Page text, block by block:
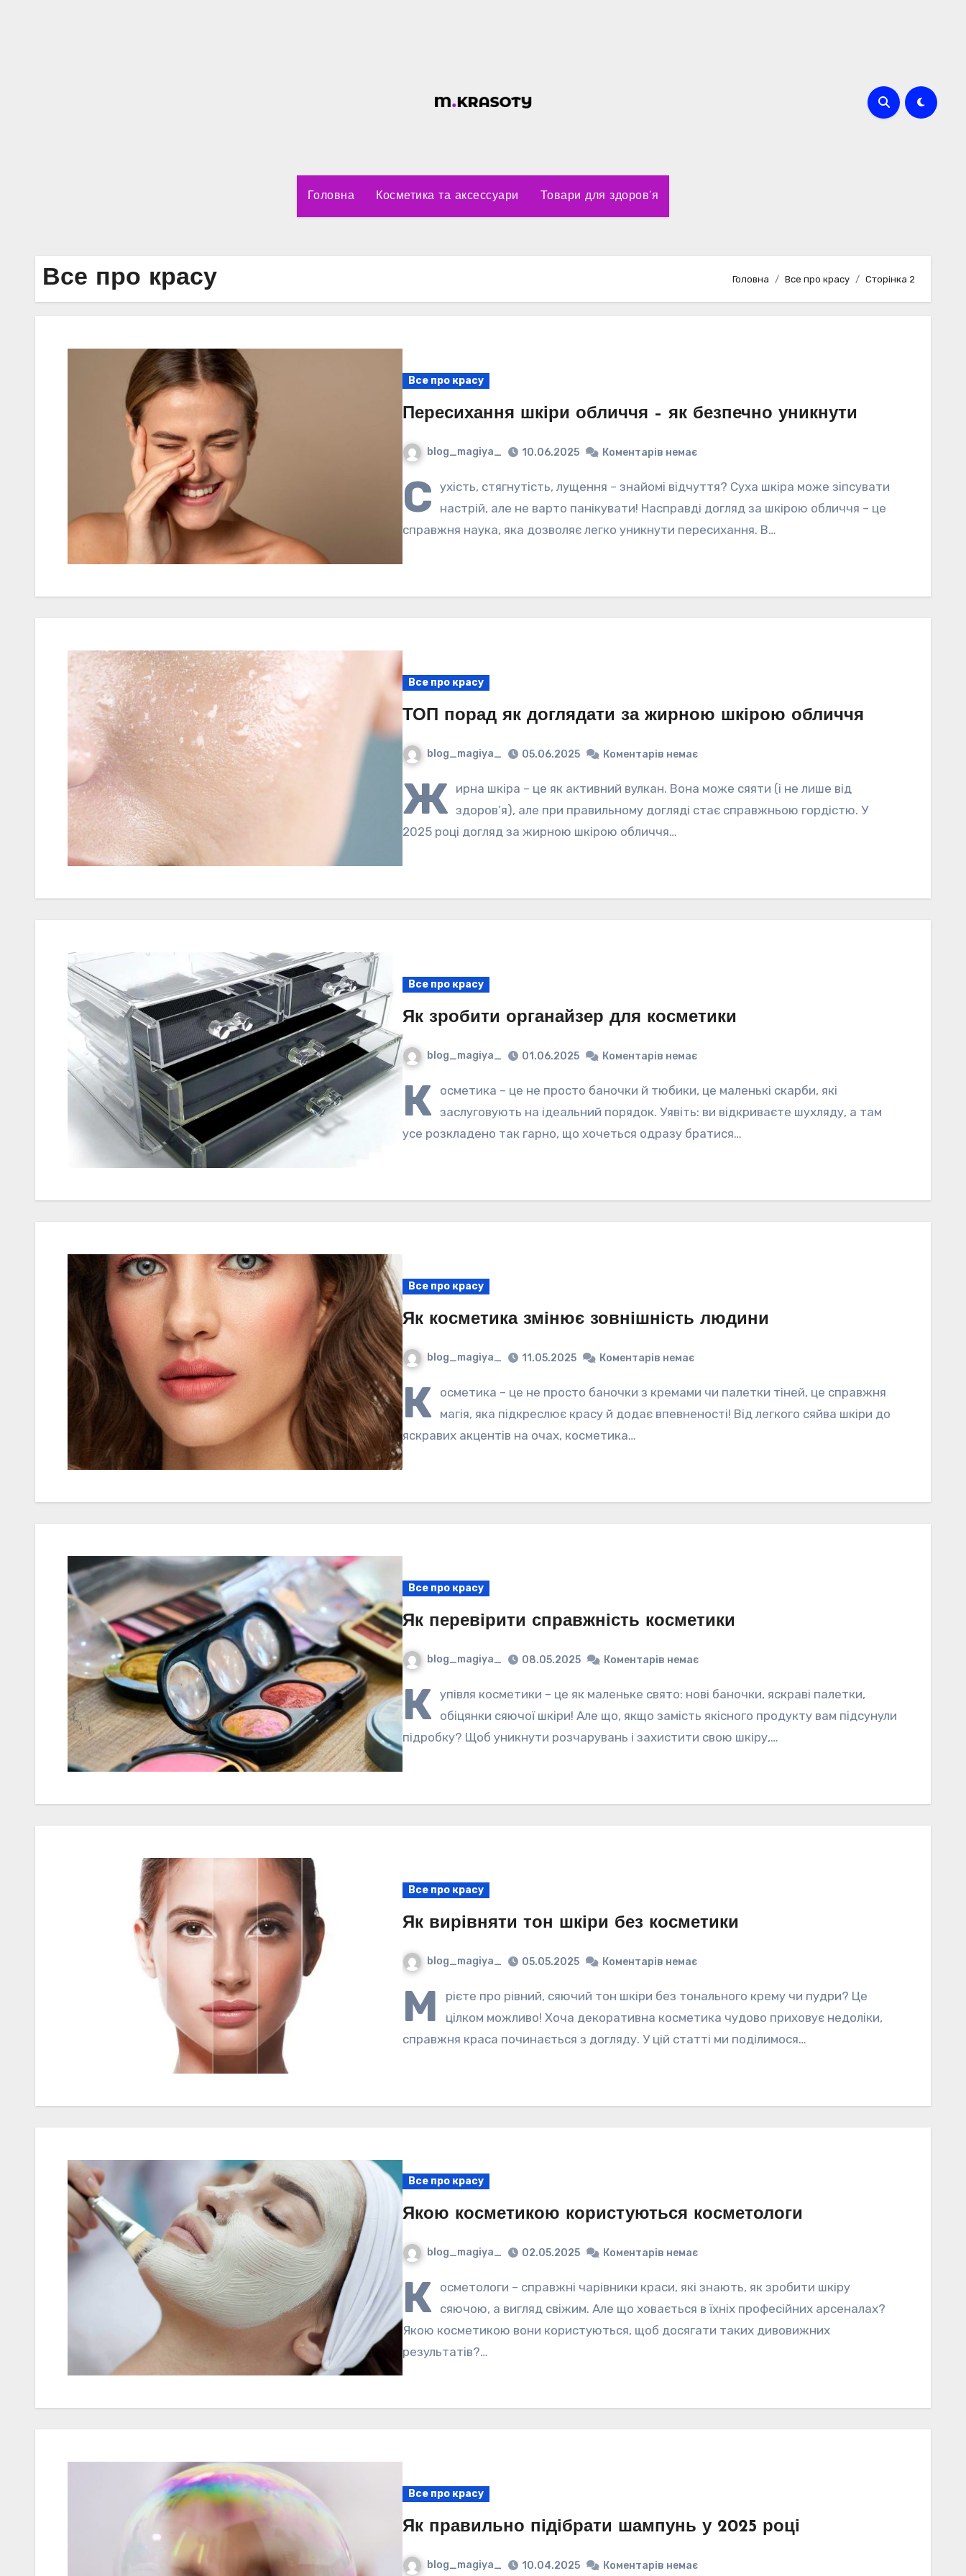
Головна Косметика та аксессуари Товари для здоров’я
Все про красу Головна Все про красу Сторінка 2
Все про красу
Пересихання шкіри обличчя – як безпечно уникнути
blog_magiya_ 10.06.2025 Коментарів немає
С
ухість, стягнутість, лущення – знайомі відчуття? Суха шкіра може зіпсувати
настрій, але не варто панікувати! Насправді догляд за шкірою обличчя – це
справжня наука, яка дозволяє легко уникнути пересихання. В…
Все про красу
ТОП порад як доглядати за жирною шкірою обличчя
blog_magiya_ 05.06.2025 Коментарів немає
Ж ирна шкіра – це як активний вулкан. Вона може сяяти (і не лише від
здоров’я), але при правильному догляді стає справжньою гордістю. У
2025 році догляд за жирною шкірою обличчя…
Все про красу
Як зробити органайзер для косметики
blog_magiya_ 01.06.2025 Коментарів немає
К осметика – це не просто баночки й тюбики, це маленькі скарби, які
заслуговують на ідеальний порядок. Уявіть: ви відкриваєте шухляду, а там
усе розкладено так гарно, що хочеться одразу братися…
Все про красу
Як косметика змінює зовнішність людини
blog_magiya_ 11.05.2025 Коментарів немає
К осметика – це не просто баночки з кремами чи палетки тіней, це справжня
магія, яка підкреслює красу й додає впевненості! Від легкого сяйва шкіри до
яскравих акцентів на очах, косметика…
Все про красу
Як перевірити справжність косметики
blog_magiya_ 08.05.2025 Коментарів немає
К упівля косметики – це як маленьке свято: нові баночки, яскраві палетки,
обіцянки сяючої шкіри! Але що, якщо замість якісного продукту вам підсунули
підробку? Щоб уникнути розчарувань і захистити свою шкіру,…
Все про красу
Як вирівняти тон шкіри без косметики
blog_magiya_ 05.05.2025 Коментарів немає
М
рієте про рівний, сяючий тон шкіри без тонального крему чи пудри? Це
цілком можливо! Хоча декоративна косметика чудово приховує недоліки,
справжня краса починається з догляду. У цій статті ми поділимося…
Все про красу
Якою косметикою користуються косметологи
blog_magiya_ 02.05.2025 Коментарів немає
К осметологи – справжні чарівники краси, які знають, як зробити шкіру
сяючою, а вигляд свіжим. Але що ховається в їхніх професійних арсеналах?
Якою косметикою вони користуються, щоб досягати таких дивовижних
результатів?…
Все про красу
Як правильно підібрати шампунь у 2025 році
blog_magiya_ 10.04.2025 Коментарів немає